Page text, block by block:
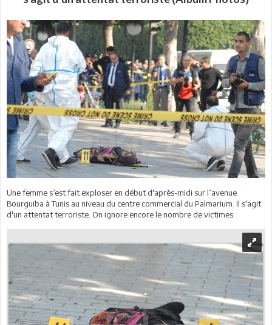
Une femme s’est fait exploser en début d'après-midi sur l’avenue
Bourguiba à Tunis au niveau du centre commercial du Palmarium. Il s'agit
d'un attentat terroriste. On ignore encore le nombre de victimes.